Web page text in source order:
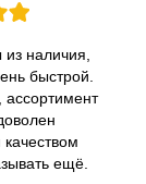
наличия,
быстрой.
ассортимент
ещё.